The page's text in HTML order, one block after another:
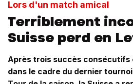
Lors d'un match amical
Terriblement
Suisse perd en
Après trois succès consécutifs
dans le cadre du dernier